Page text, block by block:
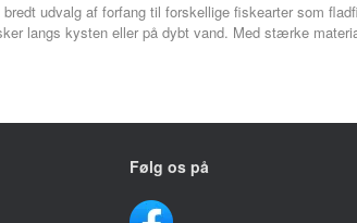
udvalg af forfang til forskellige fiskearter som
langs kysten eller på dybt vand. Med stærke
Følg os på